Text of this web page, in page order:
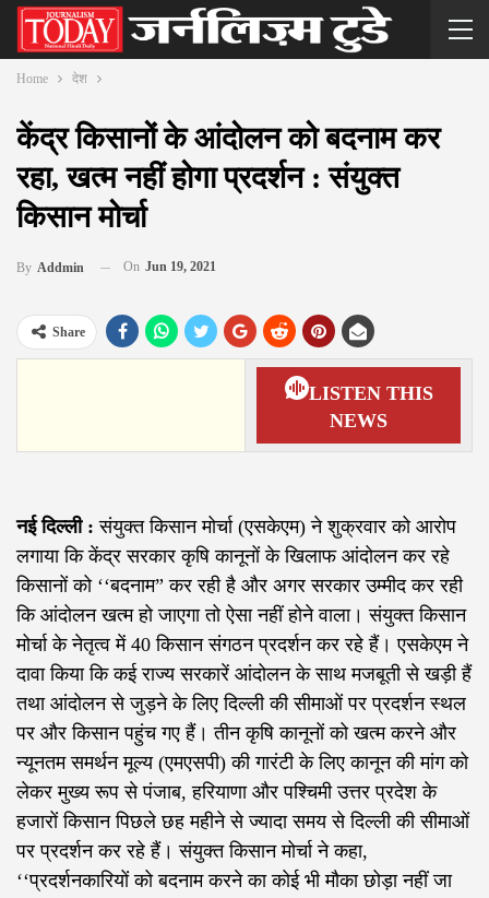
Home देश
केंद्र किसानों के आंदोलन को बदनाम कर
रहा, खत्म नहीं होगा प्रदर्शन : संयुक्त
किसान मोर्चा
By Addmin On Jun 19, 2021
Share
LISTEN THIS
NEWS
नई दिल्ली : संयुक्त किसान मोर्चा (एसकेएम) ने शुक्रवार को आरोप
लगाया कि केंद्र सरकार कृषि कानूनों के खिलाफ आंदोलन कर रहे
किसानों को ‘‘बदनाम” कर रही है और अगर सरकार उम्मीद कर रही
कि आंदोलन खत्म हो जाएगा तो ऐसा नहीं होने वाला। संयुक्त किसान
मोर्चा के नेतृत्व में 40 किसान संगठन प्रदर्शन कर रहे हैं। एसकेएम ने
दावा किया कि कई राज्य सरकारें आंदोलन के साथ मजबूती से खड़ी हैं
तथा आंदोलन से जुड़ने के लिए दिल्ली की सीमाओं पर प्रदर्शन स्थल
पर और किसान पहुंच गए हैं। तीन कृषि कानूनों को खत्म करने और
न्यूनतम समर्थन मूल्य (एमएसपी) की गारंटी के लिए कानून की मांग को
लेकर मुख्य रूप से पंजाब, हरियाणा और पश्चिमी उत्तर प्रदेश के
हजारों किसान पिछले छह महीने से ज्यादा समय से दिल्ली की सीमाओं
पर प्रदर्शन कर रहे हैं। संयुक्त किसान मोर्चा ने कहा,
‘‘प्रदर्शनकारियों को बदनाम करने का कोई भी मौका छोड़ा नहीं जा